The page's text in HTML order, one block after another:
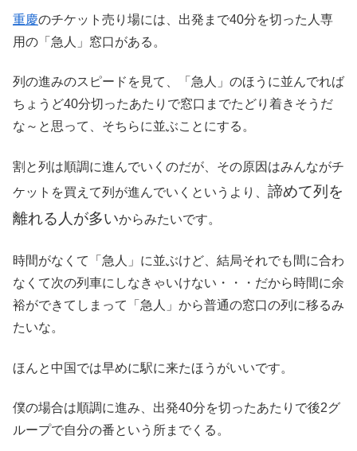
重慶のチケット売り場には、出発まで40分を切った人専
用の「急人」窓口がある。
列の進みのスピードを見て、「急人」のほうに並んでれば
ちょうど40分切ったあたりで窓口までたどり着きそうだ
な～と思って、そちらに並ぶことにする。
割と列は順調に進んでいくのだが、その原因はみんながチ
ケットを買えて列が進んでいくというより、 諦めて列を
離れる人が多いからみたいです。
時間がなくて「急人」に並ぶけど、結局それでも間に合わ
なくて次の列車にしなきゃいけない・・・だから時間に余
裕ができてしまって「急人」から普通の窓口の列に移るみ
たいな。
ほんと中国では早めに駅に来たほうがいいです。
僕の場合は順調に進み、出発40分を切ったあたりで後2グ
ループで自分の番という所までくる。